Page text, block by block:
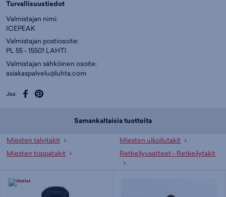
ulkoilutakit, Miesten toppatakit
Lautailuvaatteet - Lumilautatakit
Väri:Tummansininen(ICP856122839I)
Turvallisuustiedot
Valmistajan nimi:
ICEPEAK
Valmistajan postiosoite:
PL 55 - 15501 LAHTI
Valmistajan sähköinen osoite:
asiakaspalvelu@luhta.com
Jaa:
Samankaltaisia tuotteita
Miesten talvitakit
Miesten ulkoilutakit
Miesten toppatakit
Retkeilyvaatteet - Retkeilytakit